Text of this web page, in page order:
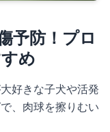
予防！プロ
め
好きな子犬や活発
、肉球を擦りむい